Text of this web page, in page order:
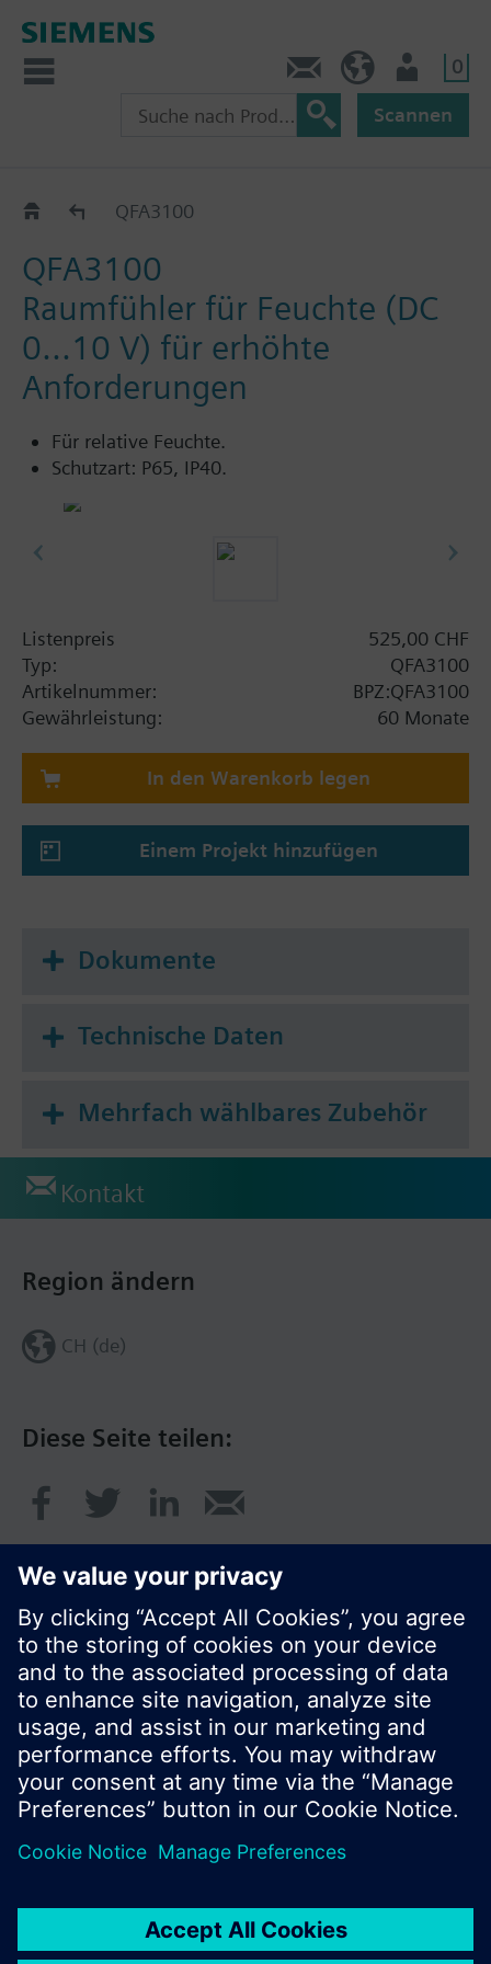
0
Scannen
QFA31..QFA3100
QFA3100
Raumfühler für Feuchte (DC
0...10 V) für erhöhte
Anforderungen
Für relative Feuchte.
Schutzart: P65, IP40.
Listenpreis
525,00 CHF
Typ:
QFA3100
Artikelnummer:
BPZ:QFA3100
Gewährleistung:
60 Monate
In den Warenkorb legen
Einem Projekt hinzufügen
Dokumente
Technische Daten
Mehrfach wählbares Zubehör
Kontakt
Diese Seite teilen:
Region ändern
CH (de)
© Siemens Schweiz AG 2017
Produktangebot und Preise können pro Land
variieren.
Nutzungsbedingungen